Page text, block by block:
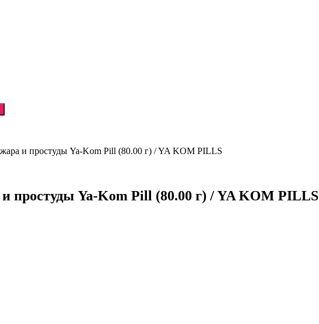
и простуды Ya-Kom Pill (80.00 г) / YA KOM PILLS
простуды Ya-Kom Pill (80.00 г) / YA KOM PILLS